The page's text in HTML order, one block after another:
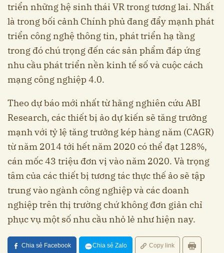
triển những hệ sinh thái VR trong tương lai. Nhất
là trong bối cảnh Chính phủ đang đẩy mạnh phát
triển công nghệ thông tin, phát triển hạ tầng
trong đó chú trọng đến các sản phẩm đáp ứng
nhu cầu phát triển nền kinh tế số và cuộc cách
mạng công nghiệp 4.0.
Theo dự báo mới nhất từ hãng nghiên cứu ABI
Research, các thiết bị ảo dự kiến sẽ tăng trưởng
mạnh với tỷ lệ tăng trưởng kép hàng năm (CAGR)
từ năm 2014 tới hết năm 2020 có thể đạt 128%,
cán mốc 43 triệu đơn vị vào năm 2020. Và trọng
tâm của các thiết bị tương tác thực thế ảo sẽ tập
trung vào ngành công nghiệp và các doanh
nghiệp trên thị trường chứ không đơn giản chỉ
phục vụ một số nhu cầu nhỏ lẻ như hiện nay.
Chia sẻ Facebook Chia sẻ Zalo Copy link